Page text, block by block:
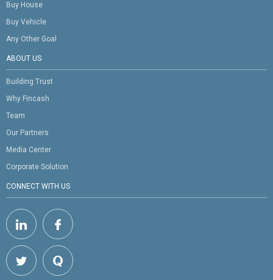
Buy House
Buy Vehicle
Any Other Goal
ABOUT US
Building Trust
Why Fincash
Team
Our Partners
Media Center
Corporate Solution
CONNECT WITH US